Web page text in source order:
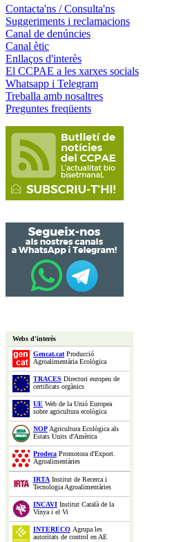
Contacta'ns / Consulta'ns
Suggeriments i reclamacions
Canal de denúncies
Canal ètic
Enllaços d'interès
El CCPAE a les xarxes socials
Whatsapp i Telegram
Treballa amb nosaltres
Preguntes freqüents
Webs d'interès
Gencat.catProducció
Agroalimentària Ecològica
TRACES Directori europeu de
certificats orgànics
UE Web de la Unió Europea
sobre agricultura ecològica
NOPAgricultura Ecològica als
Estats Units d'Amèrica
Prodeca Promotora d'Export.
Agroalimentàries
IRTA Institut de Recerca i
Tecnologia Agroalimentàries
INCAVI Institut Català de la
Vinya i el Vi
INTERECO Agrupa les
autoritats de control en AE